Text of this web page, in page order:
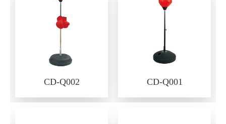
CD-Q002 CD-Q001